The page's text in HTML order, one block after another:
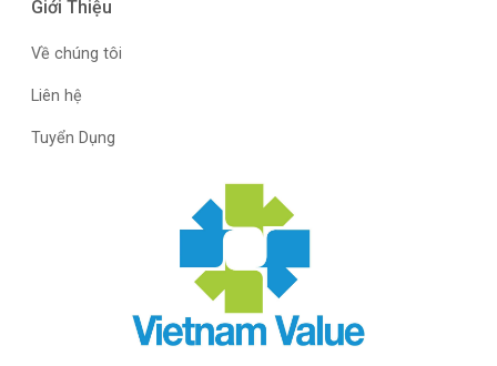
Giới Thiệu
Về chúng tôi
Liên hệ
Tuyển Dụng